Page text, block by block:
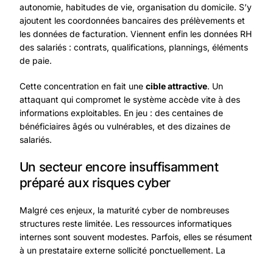
autonomie, habitudes de vie, organisation du domicile. S’y
ajoutent les coordonnées bancaires des prélèvements et
les données de facturation. Viennent enfin les données RH
des salariés : contrats, qualifications, plannings, éléments
de paie.
Cette concentration en fait une cible attractive. Un
attaquant qui compromet le système accède vite à des
informations exploitables. En jeu : des centaines de
bénéficiaires âgés ou vulnérables, et des dizaines de
salariés.
Un secteur encore insuffisamment
préparé aux risques cyber
Malgré ces enjeux, la maturité cyber de nombreuses
structures reste limitée. Les ressources informatiques
internes sont souvent modestes. Parfois, elles se résument
à un prestataire externe sollicité ponctuellement. La